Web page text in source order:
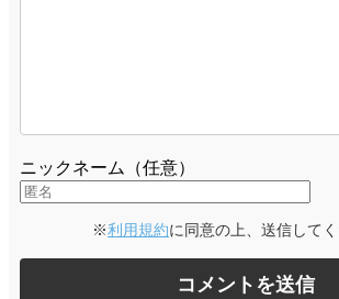
ニックネーム（任意）
※利用規約に同意の上、送信してく